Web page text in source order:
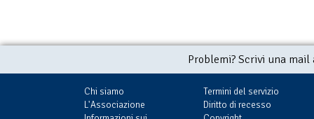
Problemi? Scrivi una
Chi siamo
L'Associazione
Termini del servizio
Diritto di recesso